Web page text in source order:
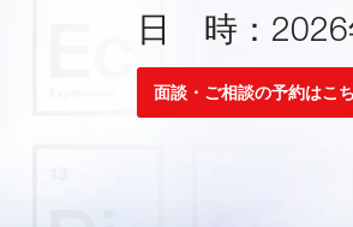
日 時：2026
面談・ご相談の予約はこ